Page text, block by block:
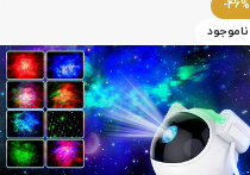
-46%
ناموجود